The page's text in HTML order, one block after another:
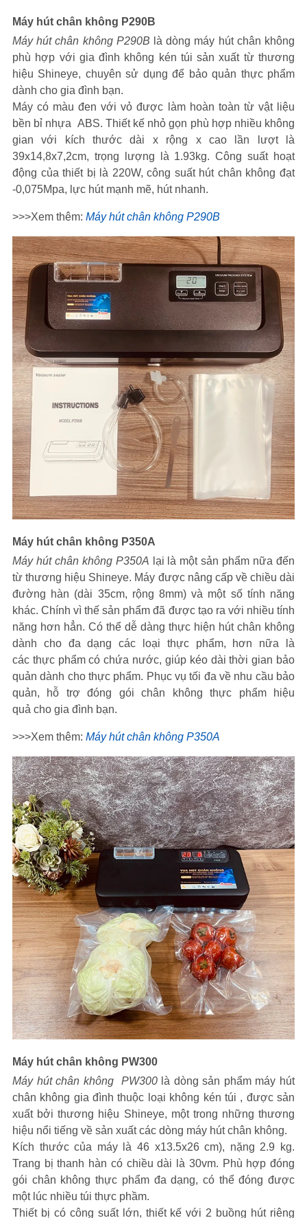
Máy hút chân không P290B
Máy hút chân không P290B là dòng máy hút chân không
phù hợp với gia đình không kén túi sản xuất từ thương
hiệu Shineye, chuyên sử dụng để bảo quản thực phẩm
dành cho gia đình bạn.
Máy có màu đen với vỏ được làm hoàn toàn từ vật liệu
bền bỉ nhựa ABS. Thiết kế nhỏ gọn phù hợp nhiều không
gian với kích thước dài x rộng x cao lần lượt là
39x14,8x7,2cm, trọng lượng là 1.93kg. Công suất hoạt
động của thiết bị là 220W, công suất hút chân không đạt
-0,075Mpa, lực hút mạnh mẽ, hút nhanh.
>>>Xem thêm: Máy hút chân không P290B
Máy hút chân không P350A
Máy hút chân không P350A lại là một sản phẩm nữa đến
từ thương hiệu Shineye. Máy được nâng cấp về chiều dài
đường hàn (dài 35cm, rộng 8mm) và một số tính năng
khác. Chính vì thế sản phẩm đã được tạo ra với nhiều tính
năng hơn hẳn. Có thể dễ dàng thực hiện hút chân không
dành cho đa dạng các loại thực phẩm, hơn nữa là
các thực phẩm có chứa nước, giúp kéo dài thời gian bảo
quản dành cho thực phẩm. Phục vụ tối đa về nhu cầu bảo
quản, hỗ trợ đóng gói chân không thực phẩm hiệu
quả cho gia đình bạn.
>>>Xem thêm: Máy hút chân không P350A
Máy hút chân không PW300
Máy hút chân không PW300là dòng sản phẩm máy hút
chân không gia đình thuộc loại không kén túi , được sản
xuất bởi thương hiệu Shineye, một trong những thương
hiệu nổi tiếng về sản xuất các dòng máy hút chân không.
Kích thước của máy là 46 x13.5x26 cm), nặng 2.9 kg.
Trang bị thanh hàn có chiều dài là 30vm. Phù hợp đóng
gói chân không thực phẩm đa dạng, có thể đóng được
một lúc nhiều túi thực phầm.
Thiết bị có công suất lớn, thiết kế với 2 buồng hút riêng